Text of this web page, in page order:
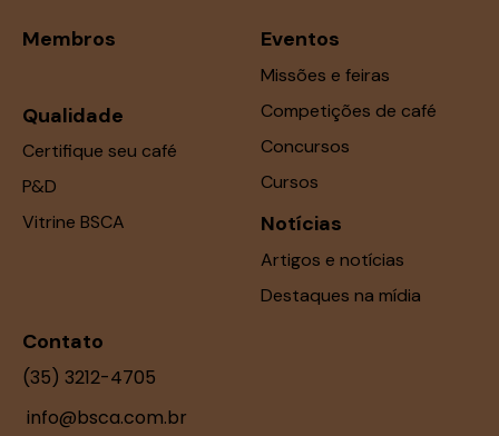
Membros
Qualidade
Certifique seu café
P&D
Vitrine BSCA
Eventos
Missões e feiras
Competições de café
Concursos
Cursos
Notícias
Artigos e notícias
Destaques na mídia
Contato
(35) 3212-4705
info@bsca.com.br